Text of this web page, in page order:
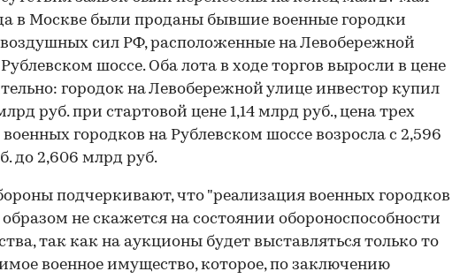
в Москве были проданы бывшие военные городки
сил РФ, расположенные на Левобережной
шоссе. Оба лота в ходе торгов выросли в цене
городок на Левобережной улице инвестор купил
руб. при стартовой цене 1,14 млрд руб., цена трех
городков на Рублевском шоссе возросла с 2,596
до 2,606 млрд руб.
подчеркивают, что "реализация военных городков
не скажется на состоянии обороноспособности
так как на аукционы будет выставляться только то
военное имущество, которое, по заключению